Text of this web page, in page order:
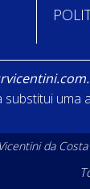
substitui uma
da